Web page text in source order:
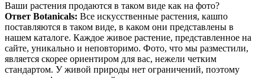
Ваши растения продаются в таком виде как на фото?
Ответ Botanicals: Все искусственные растения, кашпо
поставляются в таком виде, в каком они представлены в
нашем каталоге. Каждое живое растение, представленное на
сайте, уникально и неповторимо. Фото, что мы разместили,
является скорее ориентиром для вас, нежели четким
стандартом. У живой природы нет ограничений, поэтому